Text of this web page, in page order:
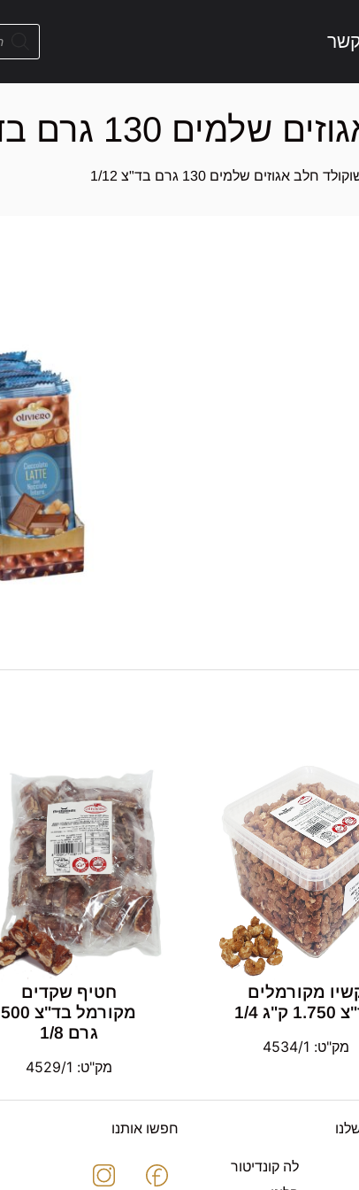
130 גרם בד"צ 1/12
חלב אגוזים שלמים 130 גרם בד"צ 1/12
מקורמלים
ק"ג 1/4
מק"ט: 4534/1
חטיף שקדים
מקורמל בד"צ 500
גרם 1/8
מק"ט: 4529/1
לה קונדיטור
חפשו אותנו